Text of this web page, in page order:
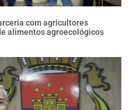
com agricultores
alimentos agroecológicos